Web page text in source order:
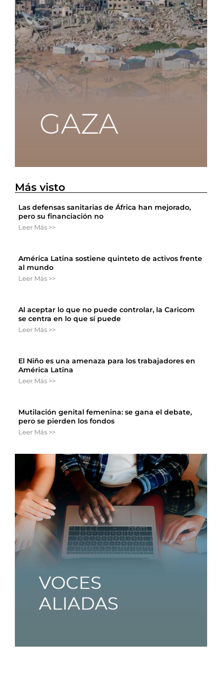
Más visto
Las defensas sanitarias de África han mejorado,
pero su financiación no
Leer Más >>
América Latina sostiene quinteto de activos frente
al mundo
Leer Más >>
Al aceptar lo que no puede controlar, la Caricom
se centra en lo que sí puede
Leer Más >>
El Niño es una amenaza para los trabajadores en
América Latina
Leer Más >>
Mutilación genital femenina: se gana el debate,
pero se pierden los fondos
Leer Más >>